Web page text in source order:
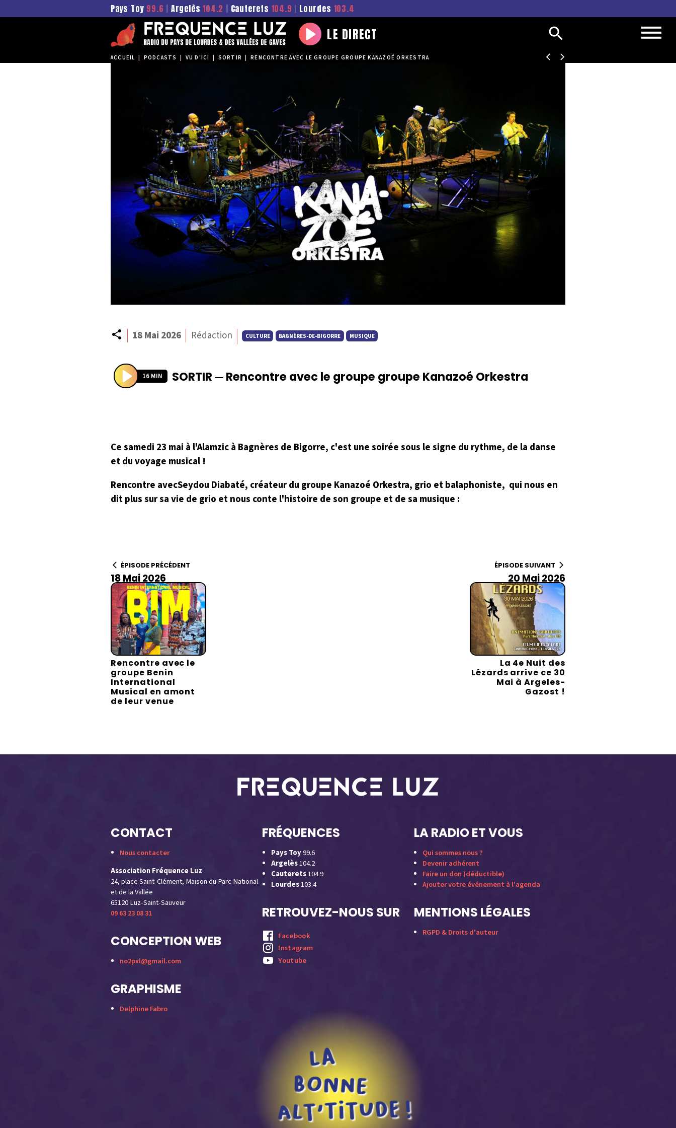
Pays Toy 99.6 | Argelès104.2 | Cauterets 104.9 | Lourdes 103.4
Play
LE DIRECT
ACCUEIL | PODCASTS | VU D'ICI | SORTIR | RENCONTRE AVEC LE GROUPE GROUPE KANAZOÉ ORKESTRA
Partager
18 Mai 2026 Rédaction CULTURE BAGNÈRES-DE-BIGORRE MUSIQUE
P
16 MIN SORTIR —Rencontre avec le groupe groupe Kanazoé Orkestra
Ce samedi 23 mai à l'Alamzic à Bagnères de Bigorre, c'est une soirée sous le signe du rythme, de la danse
et du voyage musical !
Rencontre avecSeydou Diabaté, créateur du groupe Kanazoé Orkestra, grio et balaphoniste, qui nous en
dit plus sur sa vie de grio et nous conte l'histoire de son groupe et de sa musique :
ÉPISODE PRÉCÉDENT
18 Mai 2026
Rencontre avec le
groupe Benin
International
Musical en amont
de leur venue
ÉPISODE SUIVANT
20 Mai 2026
La 4e Nuit des
Lézards arrive ce 30
Mai à Argeles-
Gazost !
CONTACT
Nous contacter
Association Fréquence Luz
24, place Saint-Clément, Maison du Parc National
et de la Vallée
65120 Luz-Saint-Sauveur
09 63 23 08 31
CONCEPTION WEB
no2pxl@gmail.com
GRAPHISME
Delphine Fabro
FRÉQUENCES
Pays Toy99.6
Argelès104.2
Cauterets104.9
Lourdes103.4
RETROUVEZ-NOUS SUR
Facebook
Instagram
Youtube
LA RADIO ET VOUS
Qui sommes nous ?
Devenir adhérent
Faire un don (déductible)
Ajouter votre événement à l'agenda
MENTIONS LÉGALES
RGPD & Droits d'auteur